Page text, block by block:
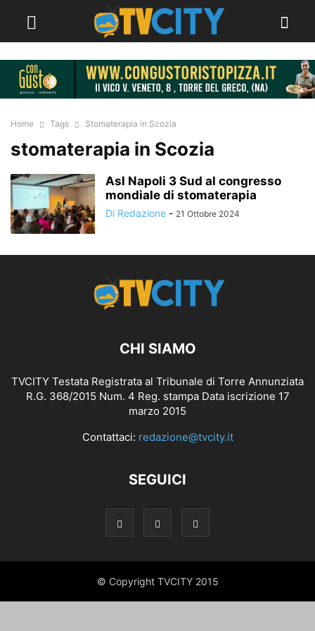
Home Tags Stomaterapia in Scozia
stomaterapia in Scozia
Asl Napoli 3 Sud al congresso
mondiale di stomaterapia
Di Redazione - 21 Ottobre 2024
CHI SIAMO
TVCITY Testata Registrata al Tribunale di Torre Annunziata
R.G. 368/2015 Num. 4 Reg. stampa Data iscrizione 17
marzo 2015
Contattaci: redazione@tvcity.it
SEGUICI
© Copyright TVCITY 2015